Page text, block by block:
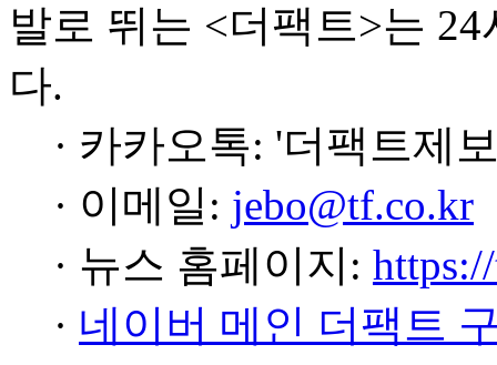
발로 뛰는 <더팩트>는
다.
· 카카오톡: '더팩트제
· 이메일: jebo@tf.co.kr
· 뉴스 홈페이지:
· 네이버 메인 더팩트